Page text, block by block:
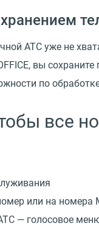
АТС уже не
вы
по
все
или на номера
— голосовое